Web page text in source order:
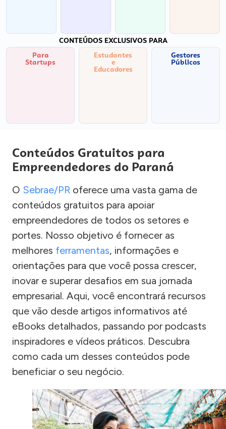
CONTEÚDOS EXCLUSIVOS PARA
Para
Startups
Estudantes
e
Educadores
Gestores
Públicos
Conteúdos Gratuitos para
Empreendedores do Paraná
O Sebrae/PR oferece uma vasta gama de
conteúdos gratuitos para apoiar
empreendedores de todos os setores e
portes. Nosso objetivo é fornecer as
melhores ferramentas, informações e
orientações para que você possa crescer,
inovar e superar desafios em sua jornada
empresarial. Aqui, você encontrará recursos
que vão desde artigos informativos até
eBooks detalhados, passando por podcasts
inspiradores e vídeos práticos. Descubra
como cada um desses conteúdos pode
beneficiar o seu negócio.